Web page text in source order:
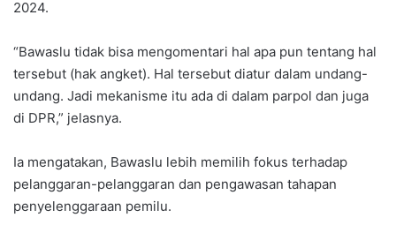
2024.
“Bawaslu tidak bisa mengomentari hal apa pun tentang hal
tersebut (hak angket). Hal tersebut diatur dalam undang-
undang. Jadi mekanisme itu ada di dalam parpol dan juga
di DPR,” jelasnya.
Ia mengatakan, Bawaslu lebih memilih fokus terhadap
pelanggaran-pelanggaran dan pengawasan tahapan
penyelenggaraan pemilu.